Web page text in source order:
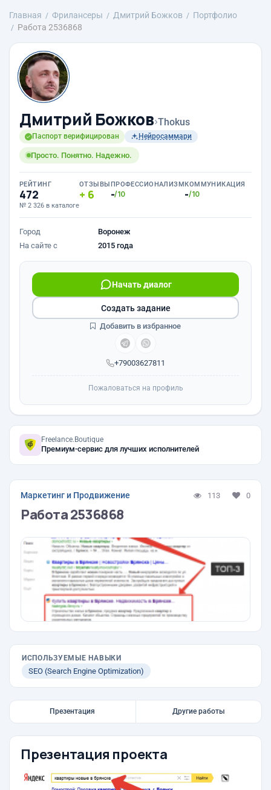
Главная Фрилансеры Дмитрий Божков
Портфолио
Работа 2536868
Дмитрий Божков›Thokus
Паспорт верифицирован Нейросаммари
Просто. Понятно. Надежно.
РЕЙТИНГ
472
№ 2 326 в каталоге
ОТЗЫВЫ
6
ПРОФЕССИОНАЛИЗМ
-/10
КОММУНИКАЦИЯ
-/10
Город
Воронеж
На сайте с
2015 года
+79003627811
Начать диалог
Создать задание
Добавить в избранное
Пожаловаться на профиль
Freelance.Boutique
Премиум-сервис для лучших исполнителей
Маркетинг и Продвижение 113 0
Работа 2536868
ИСПОЛЬЗУЕМЫЕ НАВЫКИ
SEO (Search Engine Optimization)
Презентация Другие работы
Презентация проекта